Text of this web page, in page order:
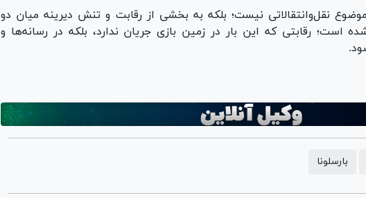
موضوع نقل‌وانتقالاتی نیست؛ بلکه به بخشی از رقابت و تنش دیرینه میان دو
است؛ رقابتی که این بار در زمین بازی جریان ندارد، بلکه در رسانه‌ها و
بارسلونا